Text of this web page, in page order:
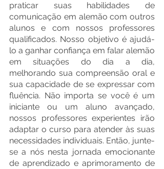
praticar suas habilidades de
comunicação em alemão com outros
alunos e com nossos professores
qualificados. Nosso objetivo é ajudá-
lo a ganhar confiança em falar alemão
em situações do dia a dia,
melhorando sua compreensão oral e
sua capacidade de se expressar com
fluência. Não importa se você é um
iniciante ou um aluno avançado,
nossos professores experientes irão
adaptar o curso para atender às suas
necessidades individuais. Então, junte-
se a nós nesta jornada emocionante
de aprendizado e aprimoramento de